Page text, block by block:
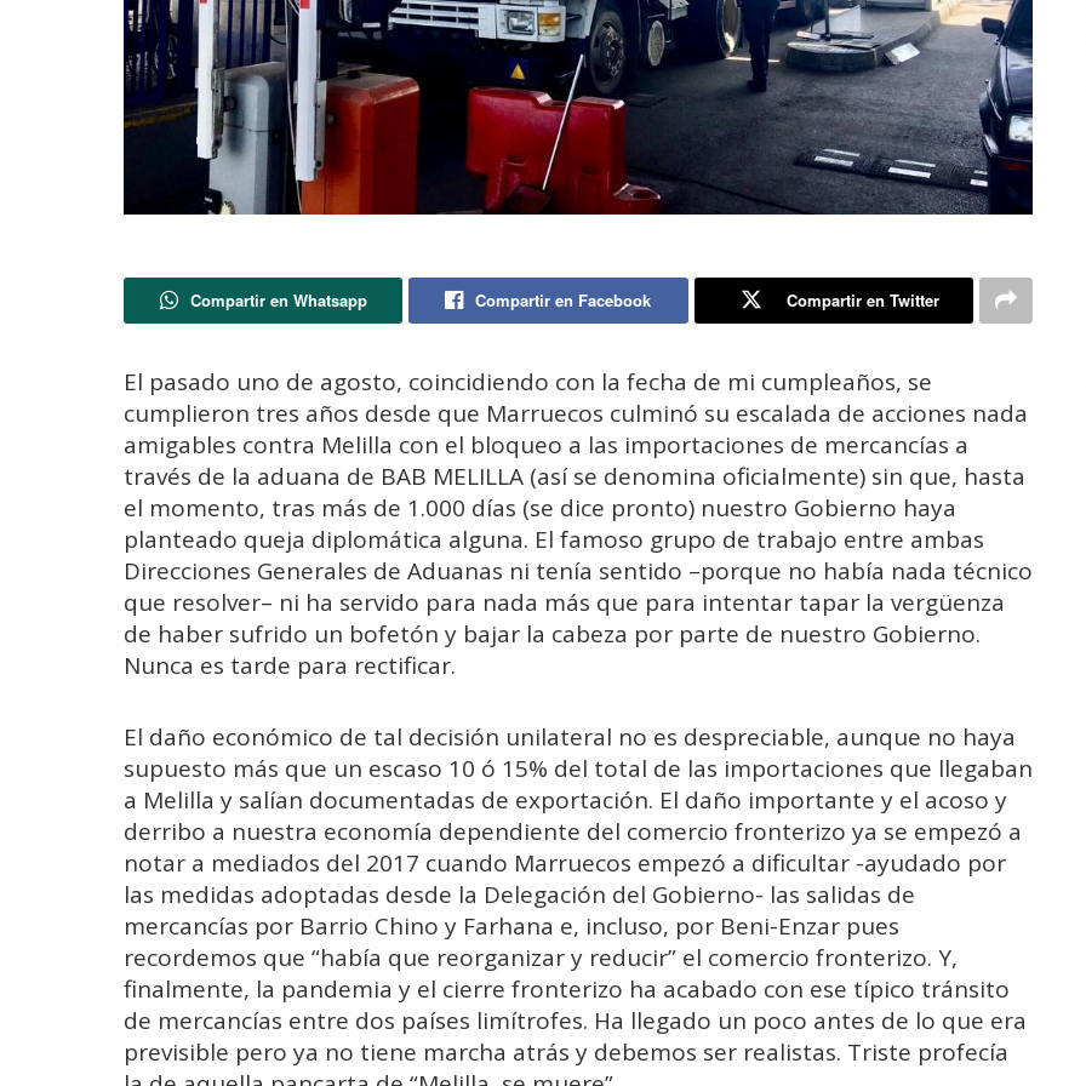
Compartir en Whatsapp Compartir en Facebook Compartir en Twitter
El pasado uno de agosto, coincidiendo con la fecha de mi cumpleaños, se
cumplieron tres años desde que Marruecos culminó su escalada de acciones nada
amigables contra Melilla con el bloqueo a las importaciones de mercancías a
través de la aduana de BAB MELILLA (así se denomina oficialmente) sin que, hasta
el momento, tras más de 1.000 días (se dice pronto) nuestro Gobierno haya
planteado queja diplomática alguna. El famoso grupo de trabajo entre ambas
Direcciones Generales de Aduanas ni tenía sentido –porque no había nada técnico
que resolver– ni ha servido para nada más que para intentar tapar la vergüenza
de haber sufrido un bofetón y bajar la cabeza por parte de nuestro Gobierno.
Nunca es tarde para rectificar.
El daño económico de tal decisión unilateral no es despreciable, aunque no haya
supuesto más que un escaso 10 ó 15% del total de las importaciones que llegaban
a Melilla y salían documentadas de exportación. El daño importante y el acoso y
derribo a nuestra economía dependiente del comercio fronterizo ya se empezó a
notar a mediados del 2017 cuando Marruecos empezó a dificultar -ayudado por
las medidas adoptadas desde la Delegación del Gobierno- las salidas de
mercancías por Barrio Chino y Farhana e, incluso, por Beni-Enzar pues
recordemos que “había que reorganizar y reducir” el comercio fronterizo. Y,
finalmente, la pandemia y el cierre fronterizo ha acabado con ese típico tránsito
de mercancías entre dos países limítrofes. Ha llegado un poco antes de lo que era
previsible pero ya no tiene marcha atrás y debemos ser realistas. Triste profecía